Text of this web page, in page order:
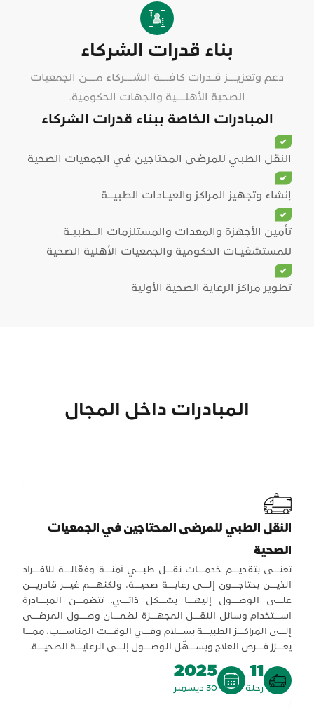
بناء قدرات الشركاء
دعم وتعزيـــز قـدرات كافـــة الشـــركاء مـــن الجمعيات
الصحية الأهلـــية والجهات الحكومية.
المبادرات الخاصة ببناء قدرات الشركاء
النقل الطبي للمرضى المحتاجين في الجمعيات الصحية
إنشاء وتجهيز المراكز والعيـادات الطبيــة
تأمين الأجهزة والمعدات والمستلزمات الــطبيـة
للمستشفيـات الحكومية والجمعيات الأهلية الصحية
تطوير مراكز الرعاية الصحية الأولية
المبادرات داخل المجال
النقل الطبي للمرضى المحتاجين في الجمعيات
الصحية
تعنـــى بتقديـــم خدمـــات نقـــل طبـــي آمنـــة وفعّالـــة للأفـــراد
الذيـــن يحتاجـــون إلـــى رعايـــة صحيـــة، ولكنهـــم غيـــر قادريـــن
علـــى الوصـــول إليهـــا بشـــكل ذاتـــي. تتضمـــن المبـــادرة
اســـتخدام وسائل النقـــل المجهـــزة لضمـــان وصـــول المرضـــى
إلـــى المراكـــز الطبيـــة بســـلام وفـــي الوقـــت المناســـب، ممـــا
يعـــزز فـــرص العلاج ويســـهّل الوصـــول إلـــى الرعايـــة الصحيـــة.
11
رحلة
2025
30 ديسمبر